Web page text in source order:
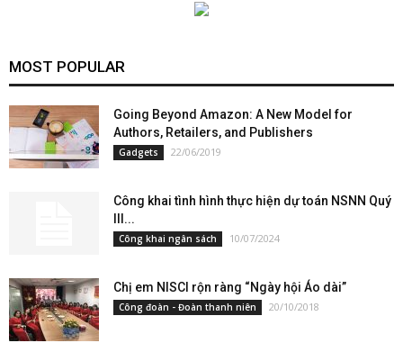
MOST POPULAR
Going Beyond Amazon: A New Model for
Authors, Retailers, and Publishers
Gadgets 22/06/2019
Công khai tình hình thực hiện dự toán NSNN Quý
III...
Công khai ngân sách 10/07/2024
Chị em NISCI rộn ràng “Ngày hội Áo dài”
Công đoàn - Đoàn thanh niên 20/10/2018